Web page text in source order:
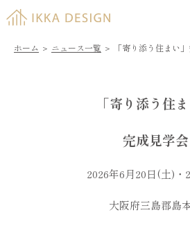
ホーム ＞ ニュース一覧 ＞ 「寄り添う住まい
「寄り添う住ま
完成見学会
2026年6月20日(土)・
大阪府三島郡島